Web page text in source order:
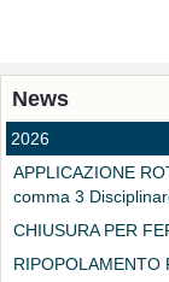
News
2026
APPLICAZIONE
comma 3
CHIUSURA PER
RIPOPOLAMENTO